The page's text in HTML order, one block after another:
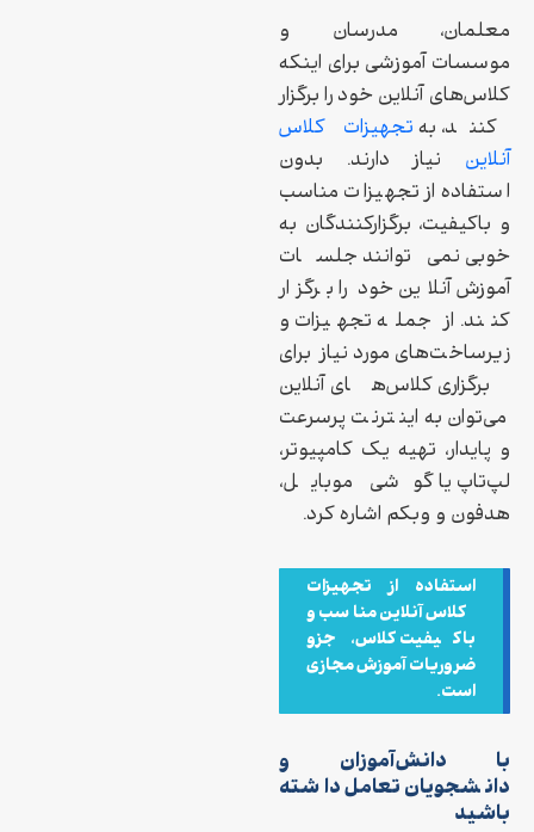
معلمان، مدرسان و
موسسات آموزشی برای اینکه
کلاس‌های آنلاین خود را برگزار
کنند، به تجهیزات کلاس
آنلاین نیاز دارند. بدون
استفاده از تجهیزات مناسب
و باکیفیت، برگزارکنندگان به
خوبی نمی‌توانند جلسات
آموزش آنلاین خود را برگزار
کنند. از جمله تجهیزات و
زیرساخت‌های مورد نیاز برای
برگزاری کلاس‌های آنلاین
می‌توان به اینترنت پرسرعت
و پایدار، تهیه یک کامپیوتر،
لپ‌تاپ یا گوشی موبایل،
هدفون و وبکم اشاره کرد.
استفاده از تجهیزات
کلاس آنلاین مناسب و
باکیفیت کلاس، جزو
ضروریات آموزش مجازی
است.
با دانش‌آموزان و
دانشجویان تعامل داشته
باشید